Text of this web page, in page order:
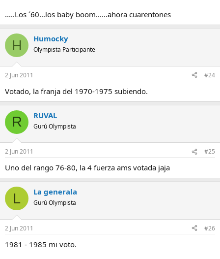
.....Los ´60...los baby boom......ahora cuarentones
H Humocky
Olympista Participante
2 Jun 2011 #24
Votado, la franja del 1970-1975 subiendo.
R RUVAL
Gurú Olympista
2 Jun 2011 #25
Uno del rango 76-80, la 4 fuerza ams votada jaja
L La generala
Gurú Olympista
2 Jun 2011 #26
1981 - 1985 mi voto.